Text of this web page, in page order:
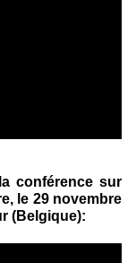
conférence sur
le 29 novembre
(Belgique):